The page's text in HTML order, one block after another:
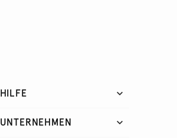
HILFE
UNTERNEHMEN